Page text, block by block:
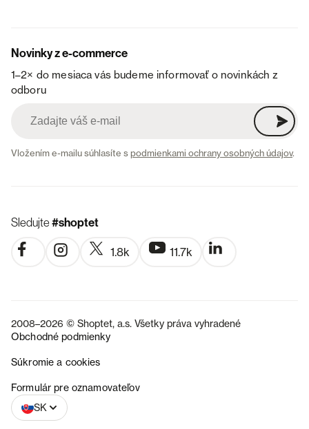
Novinky z e-commerce
1–2× do mesiaca vás budeme informovať o novinkách z
odboru
Vložením e-mailu súhlasíte spodmienkami ochrany osobných údajov.
Sledujte#shoptet
1.8k 11.7k
2008–2026 © Shoptet, a.s. Všetky práva vyhradené
Obchodné podmienky
Súkromie a cookies
Formulár pre oznamovateľov
SK